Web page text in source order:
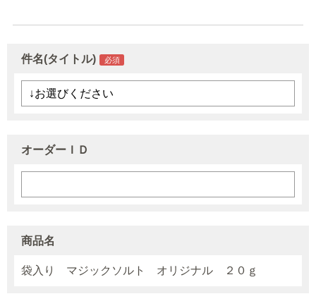
件名(タイトル)
オーダーＩＤ
商品名
袋入り マジックソルト オリジナル ２０ｇ